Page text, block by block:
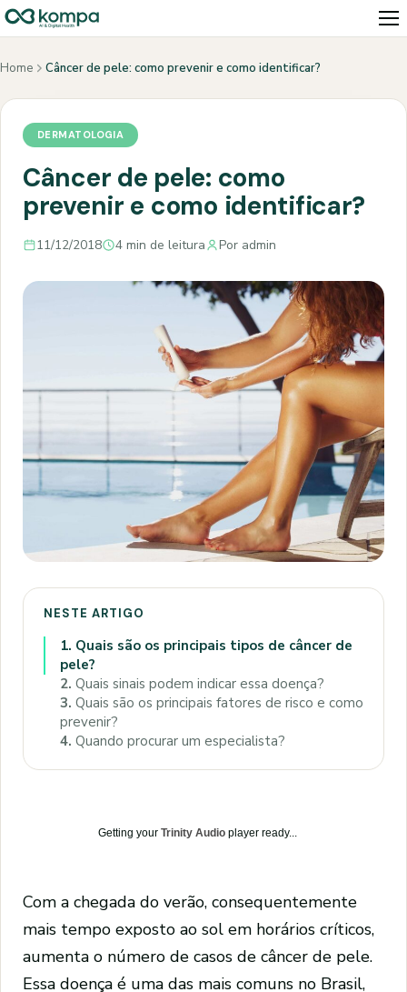
Home Câncer de pele: como prevenir e como identificar?
DERMATOLOGIA
Câncer de pele: como
prevenir e como identificar?
11/12/2018 4 min de leitura Por admin
NESTE ARTIGO
1. Quais são os principais tipos de câncer de
pele?
2. Quais sinais podem indicar essa doença?
3. Quais são os principais fatores de risco e como
prevenir?
4. Quando procurar um especialista?
Getting your Trinity Audio player ready...
Com a chegada do verão, consequentemente
mais tempo exposto ao sol em horários críticos,
aumenta o número de casos de câncer de pele.
Essa doença é uma das mais comuns no Brasil,